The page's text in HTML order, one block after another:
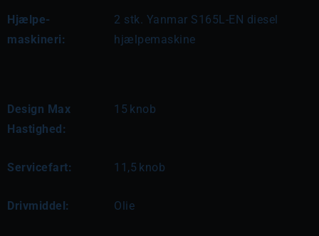
Hjælpe-
maskineri:
2 stk. Yanmar S165L-EN diesel
hjælpemaskine
Design Max
Hastighed:
15 knob
Servicefart: 11,5 knob
Drivmiddel: Olie